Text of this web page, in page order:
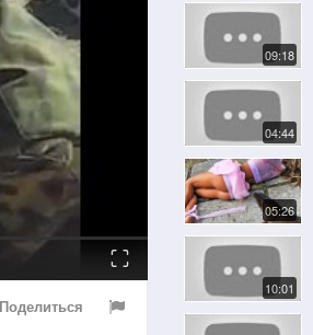
Fullscreen
Поделиться
09:18
04:44
05:26
10:01